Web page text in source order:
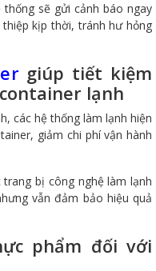
sẽ gửi cảnh báo ngay
kịp thời, tránh hư hỏng
giúp tiết kiệm
lạnh
các hệ thống làm lạnh hiện
giảm chi phí vận hành
bị công nghệ làm lạnh
vẫn đảm bảo hiệu quả
phẩm đối với